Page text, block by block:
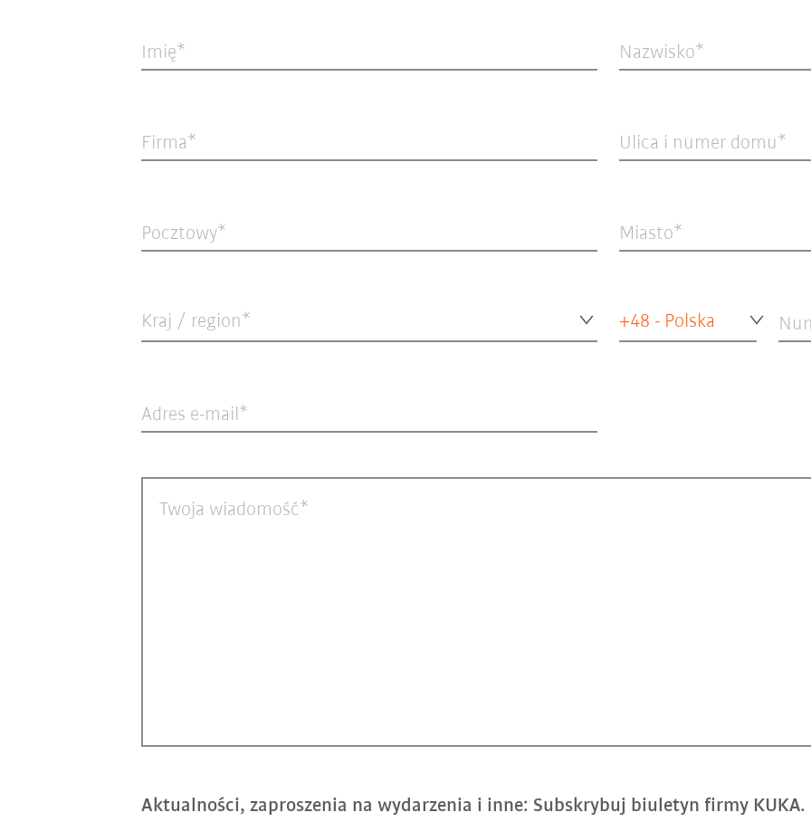
Imię Nazwisko
Firma Ulica i numer domu
Pocztowy Miasto
Kraj / region* +48 - Polska
Adres e-mail
Twoja wiadomość
Aktualności, zaproszenia na wydarzenia i inne: Subskrybuj biuletyn firmy KUKA.